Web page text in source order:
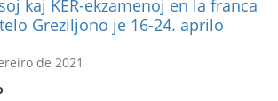
kaj KER-ekzamenoj en la franca
Greziljono je 16-24. aprilo
de 2021